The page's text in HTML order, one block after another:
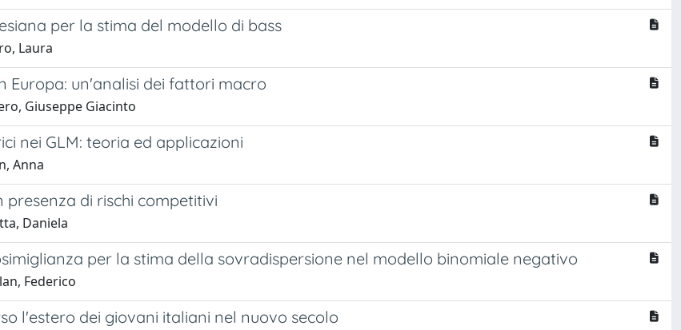
per la stima del modello di bass
Laura
Europa: un'analisi dei fattori macro
Giuseppe Giacinto
nei GLM: teoria ed applicazioni
Anna
presenza di rischi competitivi
Daniela
per la stima della sovradispersione nel modello binomiale negativo
Federico
l'estero dei giovani italiani nel nuovo secolo